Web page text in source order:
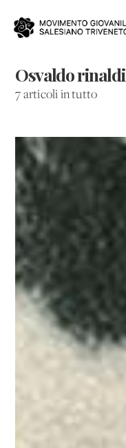
Osvaldo rinaldi
7 articoli in tutto